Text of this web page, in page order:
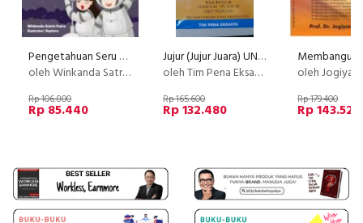
Pengetahuan Seru Bumi Dan Antariksa Serta Kehidupan Di dalammnya
oleh Winkanda Satria Putra
Rp 106.800
Rp 85.440
Jujur (Jujur Juara) UN SMP/MTs, 100% Siap Masuk SMA/MA Pilihan
oleh Tim Pena Eksakta
Rp 165.600
Rp 132.480
oleh Jogiyanto HM.,
Rp 179.400
Rp 143.520